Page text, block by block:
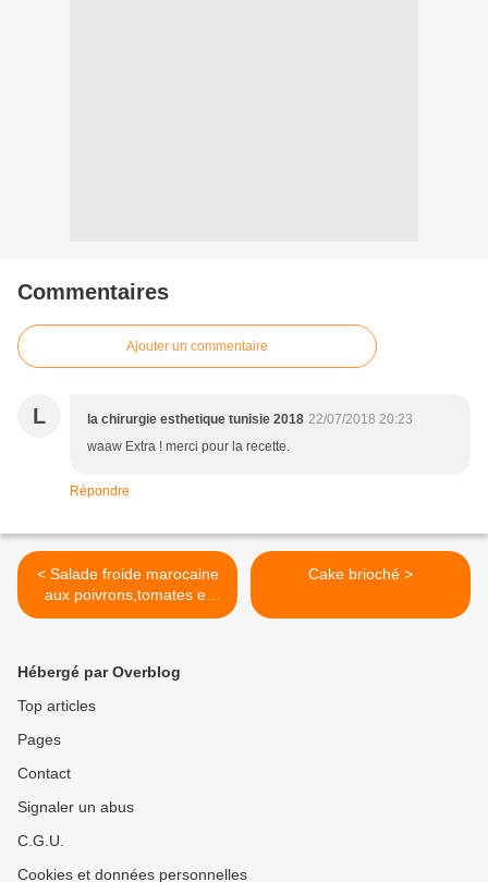
Commentaires
Ajouter un commentaire
L la chirurgie esthetique tunisie 2018 22/07/2018 20:23
waaw Extra ! merci pour la recette.
Répondre
< Salade froide marocaine
aux poivrons,tomates et
moules
Cake brioché >
Hébergé par Overblog
Top articles
Pages
Contact
Signaler un abus
C.G.U.
Cookies et données personnelles